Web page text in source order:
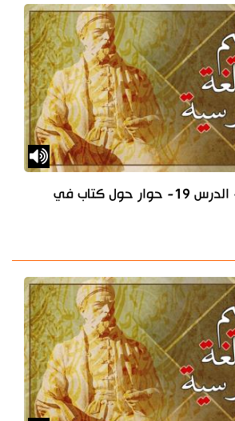
تعليم الفارسية- الدرس 19- حوار حول كتاب في